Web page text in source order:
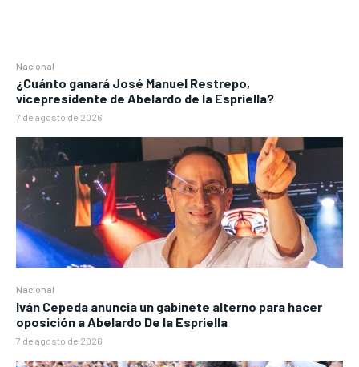
Nacional
¿Cuánto ganará José Manuel Restrepo,
vicepresidente de Abelardo de la Espriella?
7 de agosto de 2026
Nacional
Iván Cepeda anuncia un gabinete alterno para hacer
oposición a Abelardo De la Espriella
7 de agosto de 2026